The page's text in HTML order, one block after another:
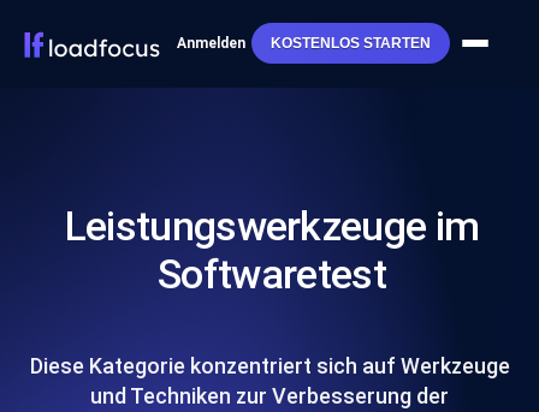
Anmelden KOSTENLOS STARTEN
Leistungswerkzeuge im
Softwaretest
Diese Kategorie konzentriert sich auf Werkzeuge
und Techniken zur Verbesserung der